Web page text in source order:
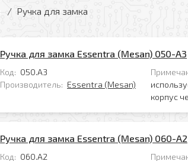
Ручка для замка
Ручка для замка Essentra (Mesan) 050-A3
Код: 050.A3
Производитель: Essentra (Mesan)
корпус
Ручка для замка Essentra (Mesan) 060-A2
Код: 060.A2